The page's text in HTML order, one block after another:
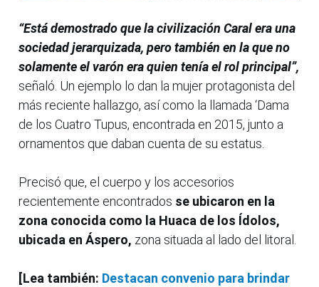
“Está demostrado que la civilización Caral era una
sociedad jerarquizada, pero también en la que no
solamente el varón era quien tenía el rol principal”,
señaló. Un ejemplo lo dan la mujer protagonista del
más reciente hallazgo, así como la llamada ‘Dama
de los Cuatro Tupus, encontrada en 2015, junto a
ornamentos que daban cuenta de su estatus.
Precisó que, el cuerpo y los accesorios
recientemente encontrados se ubicaron en la
zona conocida como la Huaca de los Ídolos,
ubicada en Áspero, zona situada al lado del litoral.
[Lea también: Destacan convenio para brindar